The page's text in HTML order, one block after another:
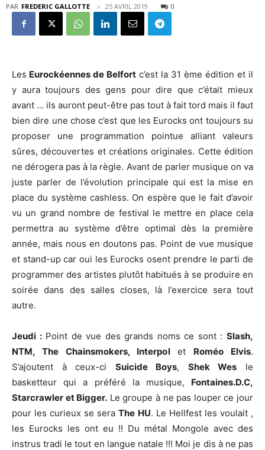
PAR FREDERIC GALLOTTE 25 AVRIL 2019 0
Les Eurockéennes de Belfort c’est la 31 ème édition et il
y aura toujours des gens pour dire que c’était mieux
avant … ils auront peut-être pas tout à fait tord mais il faut
bien dire une chose c’est que les Eurocks ont toujours su
proposer une programmation pointue alliant valeurs
sûres, découvertes et créations originales. Cette édition
ne dérogera pas à la règle. Avant de parler musique on va
juste parler de l’évolution principale qui est la mise en
place du système cashless. On espère que le fait d’avoir
vu un grand nombre de festival le mettre en place cela
permettra au système d’être optimal dès la première
année, mais nous en doutons pas. Point de vue musique
et stand-up car oui les Eurocks osent prendre le parti de
programmer des artistes plutôt habitués à se produire en
soirée dans des salles closes, là l’exercice sera tout
autre.
Jeudi :Point de vue des grands noms ce sont :Slash,
NTM, The Chainsmokers, Interpolet Roméo Elvis.
S’ajoutent à ceux-ci Suicide Boys, Shek Wes le
basketteur qui a préféré la musique, Fontaines.D.C,
Starcrawler et Bigger. Le groupe à ne pas louper ce jour
pour les curieux se seraThe HU. Le Hellfest les voulait ,
les Eurocks les ont eu !! Du métal Mongole avec des
instrus tradi le tout en langue natale !!! Moi je dis à ne pas